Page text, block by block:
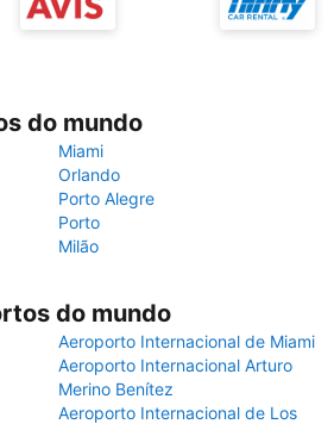
do mundo
Miami
Orlando
Porto Alegre
Porto
Milão
do mundo
Aeroporto Internacional de Miami
Aeroporto Internacional Arturo
Merino Benítez
Aeroporto Internacional de Los